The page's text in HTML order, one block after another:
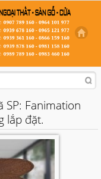
SP: Fanimation
lắp đặt.